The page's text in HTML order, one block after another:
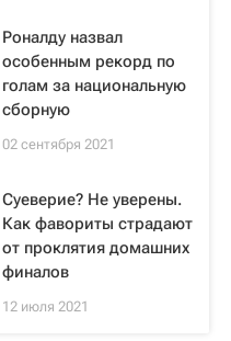
Роналду назвал
особенным рекорд по
голам за национальную
сборную
02 сентября 2021
Суеверие? Не уверены.
Как фавориты страдают
от проклятия домашних
финалов
12 июля 2021